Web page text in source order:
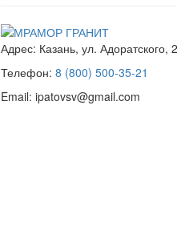
Адрес: Казань, ул. Адоратского, 2
Телефон: 8 (800) 500-35-21
Email: ipatovsv@gmail.com